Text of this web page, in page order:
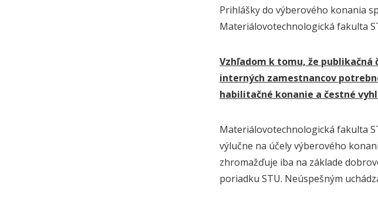
Prihlášky do výberového konania
Materiálovotechnologická fakulta
Vzhľadom k tomu, že
interných zamestnancov
habilitačné konanie a čestné
Materiálovotechnologická fakulta
výlučne na účely výberového
zhromažďuje iba na základe
poriadku STU. Neúspešným